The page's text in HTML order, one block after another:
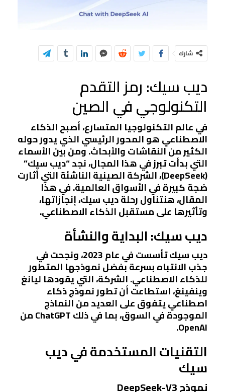
شارك
ديب سيك: رمز التقدم
التكنولوجي في الصين
في عالم التكنولوجيا المتسارع، أصبح الذكاء
الاصطناعي هو المحور الرئيسي الذي يدور حوله
الكثير من النقاشات والأبحاث. ومن بين الأسماء
التي بدأت تبرز في هذا المجال، نجد “ديب سيك”
(DeepSeek)، الشركة الصينية الناشئة التي أثارت
ضجة كبيرة في الأسواق العالمية. في هذا
المقال، هنتناول رحلة ديب سيك، إنجازاتها،
وتأثيرها على مستقبل الذكاء الاصطناعي.
ديب سيك: البداية والنشأة
ديب سيك تأسست في عام 2023، ونجحت في
جذب الانتباه بسرعة بفضل نموذجها المتطور
للذكاء الاصطناعي. الشركة، التي يقودها ليانغ
وينفينغ، استطاعت أن تطور نموذج ذكاء
اصطناعي يتفوق على العديد من النماذج
الموجودة في السوق، بما في ذلك ChatGPT من
OpenAI.
التقنيات المستخدمة في ديب
سيك
نموذج DeepSeek-V3